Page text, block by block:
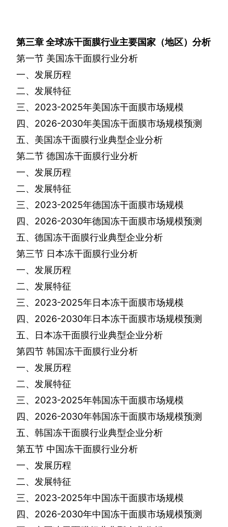
第三章全球冻干面膜行业主要国家（地区）分析
第一节 美国冻干面膜行业分析
一、发展历程
二、发展特征
三、 2023-2025年美国冻干面膜市场规模
四、 2026-2030年美国冻干面膜市场规模预测
五、美国冻干面膜行业典型企业分析
第二节 德国冻干面膜行业分析
一、发展历程
二、发展特征
三、 2023-2025年德国冻干面膜市场规模
四、 2026-2030年德国冻干面膜市场规模预测
五、德国冻干面膜行业典型企业分析
第三节 日本冻干面膜行业分析
一、发展历程
二、发展特征
三、 2023-2025年日本冻干面膜市场规模
四、 2026-2030年日本冻干面膜市场规模预测
五、日本冻干面膜行业典型企业分析
第四节 韩国冻干面膜行业分析
一、发展历程
二、发展特征
三、 2023-2025年韩国冻干面膜市场规模
四、 2026-2030年韩国冻干面膜市场规模预测
五、韩国冻干面膜行业典型企业分析
第五节 中国冻干面膜行业分析
一、发展历程
二、发展特征
三、 2023-2025年中国冻干面膜市场规模
四、 2026-2030年中国冻干面膜市场规模预测